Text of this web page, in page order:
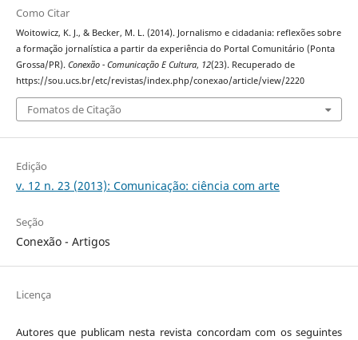
Como Citar
Woitowicz, K. J., & Becker, M. L. (2014). Jornalismo e cidadania: reflexões sobre
a formação jornalística a partir da experiência do Portal Comunitário (Ponta
Grossa/PR). Conexão - Comunicação E Cultura, 12(23). Recuperado de
https://sou.ucs.br/etc/revistas/index.php/conexao/article/view/2220
Fomatos de Citação
Edição
v. 12 n. 23 (2013): Comunicação: ciência com arte
Seção
Conexão - Artigos
Licença
Autores que publicam nesta revista concordam com os seguintes